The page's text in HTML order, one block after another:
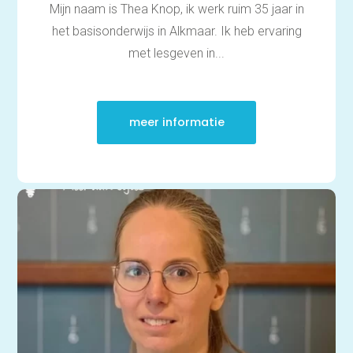
Examentraining
Aardrijkskunde
Bedrijfseconomie
Biologie
Engels
Geschiedenis
Grieks
Natuurkunde
Nederlands
Scheikunde
Wiskunde
Mbo/hbo
Rekenen
Nederlands
Engels
Taaltoets | Pabo
Rekenen- en
Wiskundetoets | Pabo
Mijn naam is Thea Knop, ik werk ruim 35 jaar in
het basisonderwijs in Alkmaar. Ik heb ervaring
met lesgeven in...
meer informatie